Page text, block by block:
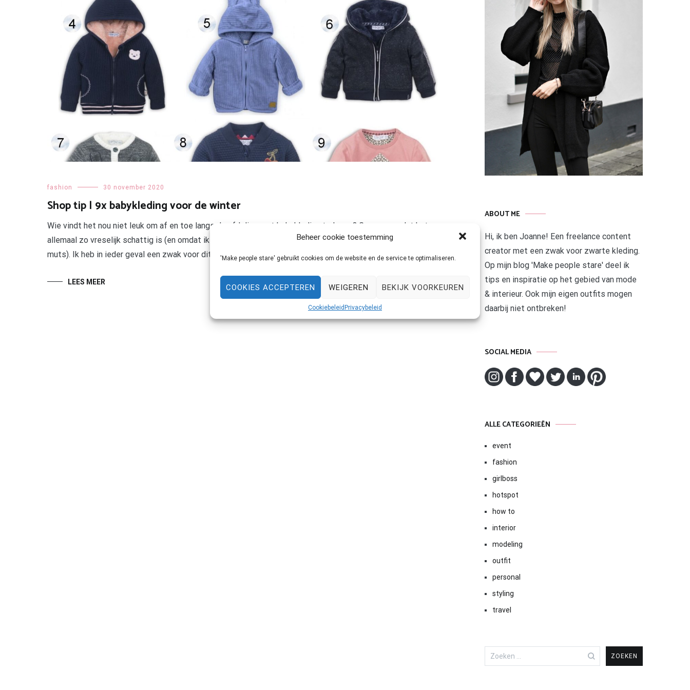
Beheer cookie toestemming
'Make people stare' gebruikt cookies om de website en de service te optimaliseren.
COOKIES ACCEPTEREN WEIGEREN BEKIJK VOORKEUREN
Cookiebeleid Privacybeleid
fashion 30 november 2020
Shop tip | 9x babykleding voor de winter
Wie vindt het nou niet leuk om af en toe langs de afdeling met babykleding te lopen? Gewoon omdat het
allemaal zo vreselijk schattig is (en omdat ik stiekem zelf ook gek ben op zachte vesten met oortjes op de
muts). Ik heb in ieder geval een zwak voor dit soort mini kleren! Als je […]
LEES MEER
ABOUT ME
Hi, ik ben Joanne! Een freelance content
creator met een zwak voor zwarte kleding.
Op mijn blog 'Make people stare' deel ik
tips en inspiratie op het gebied van mode
& interieur. Ook mijn eigen outfits mogen
daarbij niet ontbreken!
SOCIAL MEDIA
ALLE CATEGORIEËN
event
fashion
girlboss
hotspot
how to
interior
modeling
outfit
personal
styling
travel
naar: